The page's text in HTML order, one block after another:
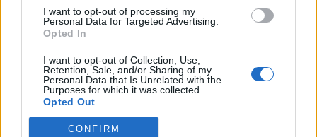
I want to opt-out of processing my
Personal Data for Targeted Advertising.
Opted In
I want to opt-out of Collection, Use,
Retention, Sale, and/or Sharing of my
Personal Data that Is Unrelated with the
Purposes for which it was collected.
Opted Out
CONFIRM
ukazuje się Chrystus?
Dodaj komentarz
Komentarz